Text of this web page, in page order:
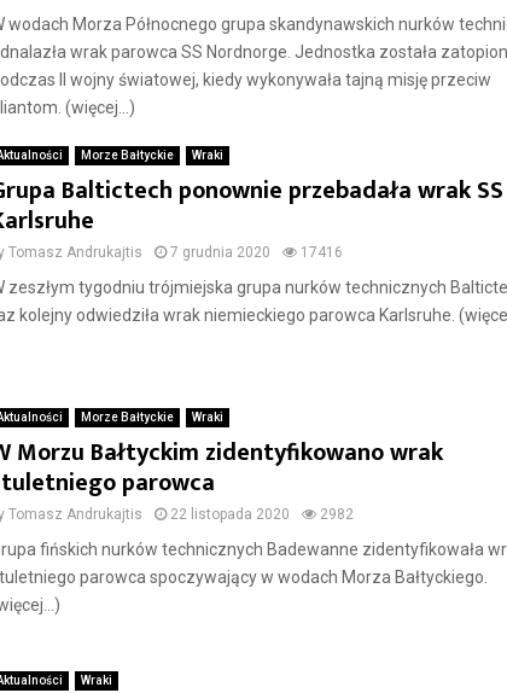
wodach Morza Północnego grupa skandynawskich nurków
wrak parowca SS Nordnorge. Jednostka została
II wojny światowej, kiedy wykonywała tajną misję przeciw
(więcej…)
Morze Bałtyckie Wraki
Baltictech ponownie przebadała wrak SS
Tomasz Andrukajtis 7 grudnia 2020 17416
zeszłym tygodniu trójmiejska grupa nurków technicznych
kolejny odwiedziła wrak niemieckiego parowca Karlsruhe.
Morze Bałtyckie Wraki
Morzu Bałtyckim zidentyfikowano wrak
parowca
Tomasz Andrukajtis 22 listopada 2020 2982
fińskich nurków technicznych Badewanne zidentyfikowała
parowca spoczywający w wodach Morza Bałtyckiego.
Wraki